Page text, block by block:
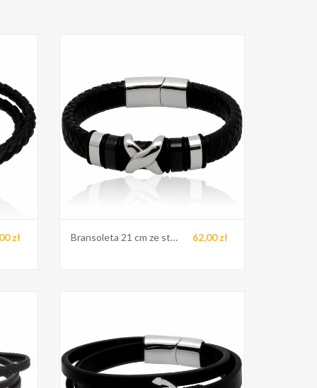
zł Bransoleta 21 cm ze stali 62,00 zł